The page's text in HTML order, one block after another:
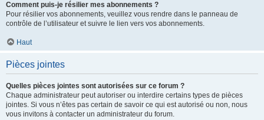
Comment puis-je résilier mes abonnements ?
Pour résilier vos abonnements, veuillez vous rendre dans le panneau de
contrôle de l’utilisateur et suivre le lien vers vos abonnements.
Haut
Pièces jointes
Quelles pièces jointes sont autorisées sur ce forum ?
Chaque administrateur peut autoriser ou interdire certains types de pièces
jointes. Si vous n’êtes pas certain de savoir ce qui est autorisé ou non, nous
vous invitons à contacter un administrateur du forum.